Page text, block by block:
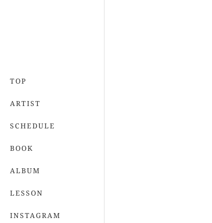
TOP
ARTIST
SCHEDULE
BOOK
ALBUM
LESSON
INSTAGRAM